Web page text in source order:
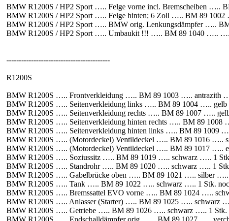
BMW R1200S / HP2 Sport ….. Felge vorne incl. Bremscheiben …..
BMW R1200S / HP2 Sport ….. Felge hinten; 6 Zoll ….. BM 89 1002
BMW R1200S / HP2 Sport ….. BMW orig. Lenkungsdämpfer …..
BMW R1200S / HP2 Sport ….. Umbaukit !!! ….. BM 89 1040 ….. …..
------------------------------------------
R1200S
BMW R1200S ….. Frontverkleidung ….. BM 89 1003 ….. antrazith
BMW R1200S ….. Seitenverkleidung links ….. BM 89 1004 ….. gelb
BMW R1200S ….. Seitenverkleidung rechts ….. BM 89 1007 …..
BMW R1200S ….. Seitenverkleidung hinten rechts ….. BM 89 1008
BMW R1200S ….. Seitenverkleidung hinten links ….. BM 89 1009
BMW R1200S ….. (Motordeckel) Ventildeckel ….. BM 89 1016 …..
BMW R1200S ….. (Motordeckel) Ventildeckel ….. BM 89 1017 …..
BMW R1200S ….. Soziussitz ….. BM 89 1019 ….. schwarz ….. 1
BMW R1200S ….. Standrohr ….. BM 89 1020 ….. schwarz ….. 1 Stk.
BMW R1200S ….. Gabelbrücke oben ….. BM 89 1021 ….. silber …..
BMW R1200S ….. Tank ….. BM 89 1022 ….. schwarz ….. 1 Stk.
BMW R1200S ….. Bremssattel EVO vorne ….. BM 89 1024 …..
BMW R1200S ….. Anlasser (Starter) ….. BM 89 1025 ….. schwarz
BMW R1200S ….. Getriebe ….. BM 89 1026 ….. schwarz ….. 1 Stk.
BMW R1200S ….. Endschalldämpfer orig. ….. BM 89 1027 …..